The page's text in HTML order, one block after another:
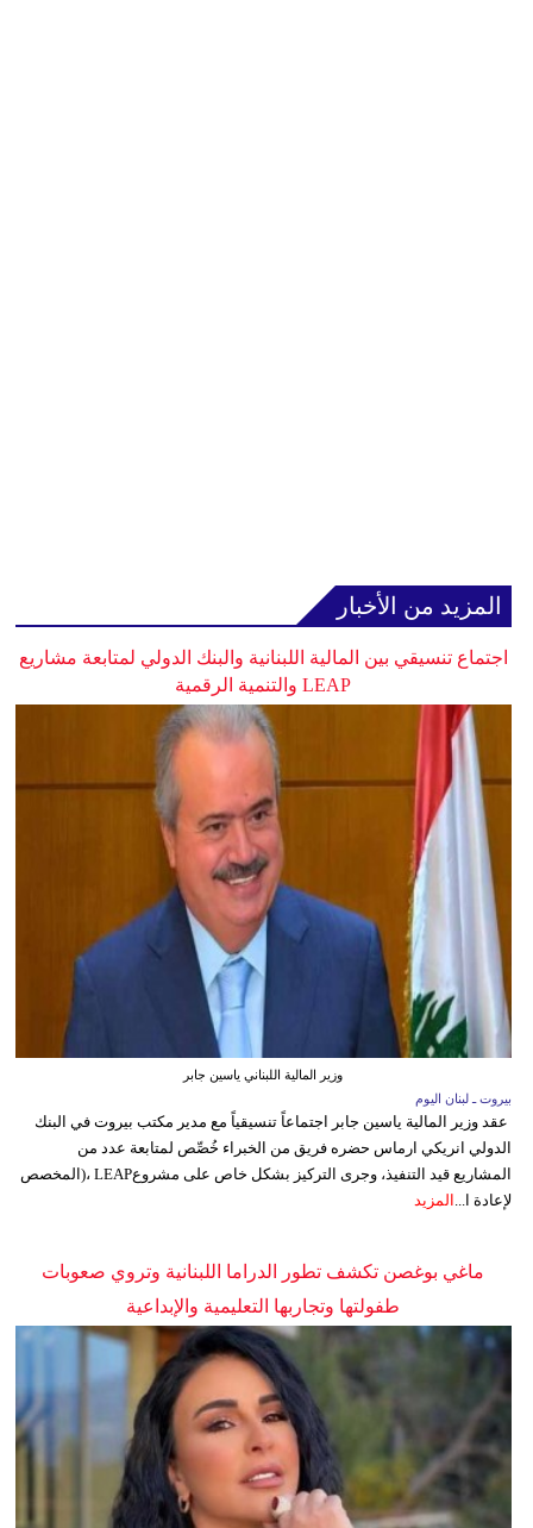
المزيد من الأخبار
اجتماع تنسيقي بين المالية اللبنانية والبنك الدولي لمتابعة مشاريع
LEAP والتنمية الرقمية
وزير المالية اللبناني ياسين جابر
بيروت ـ لبنان اليوم
عقد وزير المالية ياسين جابر اجتماعاً تنسيقياً مع مدير مكتب بيروت في البنك
الدولي انريكي ارماس حضره فريق من الخبراء خُصِّص لمتابعة عدد من
المشاريع قيد التنفيذ، وجرى التركيز بشكل خاص على مشروعLEAP ،(المخصص
لإعادة ا... المزيد
ماغي بوغصن تكشف تطور الدراما اللبنانية وتروي صعوبات
طفولتها وتجاربها التعليمية والإبداعية